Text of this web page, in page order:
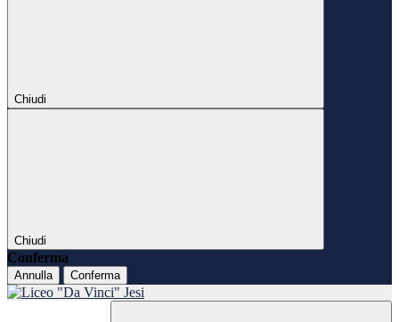
Chiudi
Chiudi
Conferma
Annulla Conferma